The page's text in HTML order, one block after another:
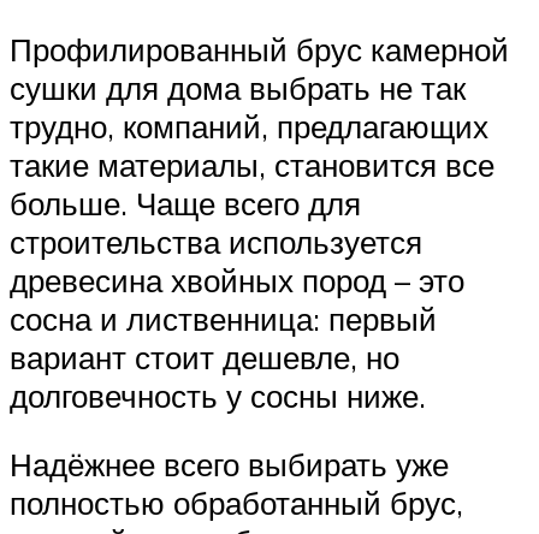
Профилированный брус камерной
сушки для дома выбрать не так
трудно, компаний, предлагающих
такие материалы, становится все
больше. Чаще всего для
строительства используется
древесина хвойных пород – это
сосна и лиственница: первый
вариант стоит дешевле, но
долговечность у сосны ниже.
Надёжнее всего выбирать уже
полностью обработанный брус,